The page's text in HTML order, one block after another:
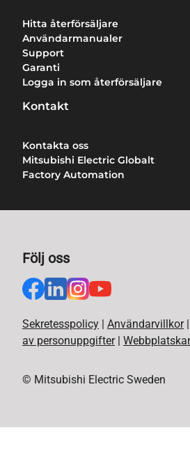
Hitta återförsäljare
Användarmanualer
Support
Garanti
Logga in som återförsäljare
Kontakt
Kontakta oss
Mitsubishi Electric Globalt
Factory Automation
Följ oss
Sekretesspolicy | Användarvillkor |
av personuppgifter |
© Mitsubishi Electric Sweden